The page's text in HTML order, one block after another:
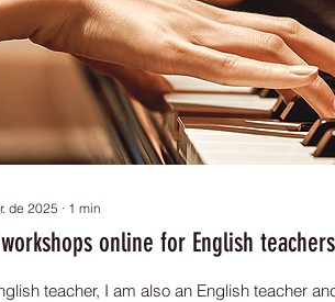
de 2025 ∙ 1 min
online for English teachers
teacher, I am also an English teacher